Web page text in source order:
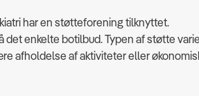
har en støtteforening tilknyttet.
enkelte botilbud. Typen af støtte
afholdelse af aktiviteter eller